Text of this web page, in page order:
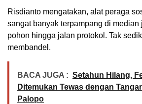
Risdianto mengatakan, alat peraga
sangat banyak terpampang di median
pohon hingga jalan protokol. Tak
membandel.
BACA JUGA : Setahun Hilang,
Ditemukan Tewas dengan
Palopo